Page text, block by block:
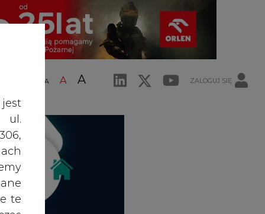
A A A ZALOGUJ SIĘ
ul.
te